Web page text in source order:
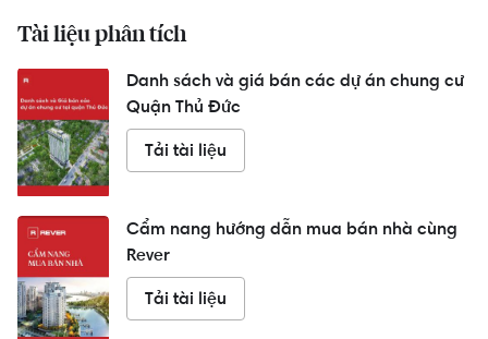
Tài liệu phân tích
Danh sách và giá bán các dự án chung cư
Quận Thủ Đức
Tải tài liệu
Cẩm nang hướng dẫn mua bán nhà cùng
Rever
Tải tài liệu